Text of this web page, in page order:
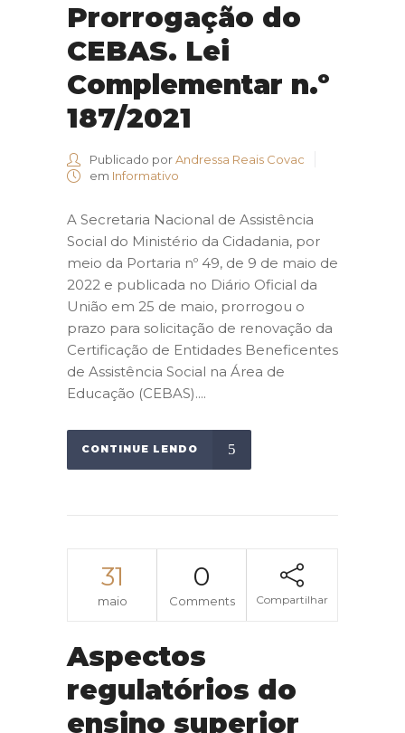
Prorrogação do
CEBAS. Lei
Complementar n.º
187/2021
Publicado porAndressa Reais Covac
em Informativo
A Secretaria Nacional de Assistência
Social do Ministério da Cidadania, por
meio da Portaria nº 49, de 9 de maio de
2022 e publicada no Diário Oficial da
União em 25 de maio, prorrogou o
prazo para solicitação de renovação da
Certificação de Entidades Beneficentes
de Assistência Social na Área de
Educação (CEBAS)....
CONTINUE LENDO
31
maio
0
Comments Compartilhar
Aspectos
regulatórios do
ensino superior